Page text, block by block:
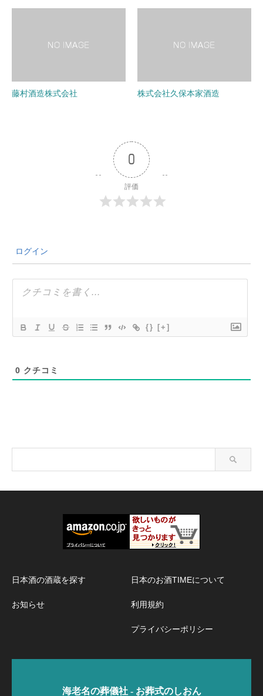
藤村酒造株式会社 株式会社久保本家酒造
0
評価
ログイン
{} [+]
0 クチコミ
日本酒の酒蔵を探す
お知らせ
日本のお酒TIMEについて
利用規約
プライバシーポリシー
海老名の葬儀社 - お葬式のしおん